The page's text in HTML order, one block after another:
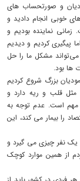
و صورتحساب های
خوبی انجام دادید و
زمانی نماینده بودیم‌ و
پیگیری کردیم و دیدیم
مشکل ما را حل
بزرگ شروع کردیم
مثل قلب و ریه دارد و
مهم است. عدم توجه به
را بیمار می کند، این
یک نفر چیزی می گیرد و
از همین موارد کوچک